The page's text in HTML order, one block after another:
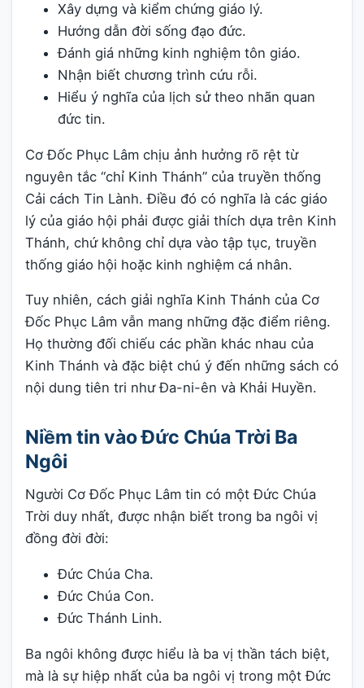
Xây dựng và kiểm chứng giáo lý.
Hướng dẫn đời sống đạo đức.
Đánh giá những kinh nghiệm tôn giáo.
Nhận biết chương trình cứu rỗi.
Hiểu ý nghĩa của lịch sử theo nhãn quan
đức tin.
Cơ Đốc Phục Lâm chịu ảnh hưởng rõ rệt từ
nguyên tắc “chỉ Kinh Thánh” của truyền thống
Cải cách Tin Lành. Điều đó có nghĩa là các giáo
lý của giáo hội phải được giải thích dựa trên Kinh
Thánh, chứ không chỉ dựa vào tập tục, truyền
thống giáo hội hoặc kinh nghiệm cá nhân.
Tuy nhiên, cách giải nghĩa Kinh Thánh của Cơ
Đốc Phục Lâm vẫn mang những đặc điểm riêng.
Họ thường đối chiếu các phần khác nhau của
Kinh Thánh và đặc biệt chú ý đến những sách có
nội dung tiên tri như Đa-ni-ên và Khải Huyền.
Niềm tin vào Đức Chúa Trời Ba
Ngôi
Người Cơ Đốc Phục Lâm tin có một Đức Chúa
Trời duy nhất, được nhận biết trong ba ngôi vị
đồng đời đời:
Đức Chúa Cha.
Đức Chúa Con.
Đức Thánh Linh.
Ba ngôi không được hiểu là ba vị thần tách biệt,
mà là sự hiệp nhất của ba ngôi vị trong một Đức